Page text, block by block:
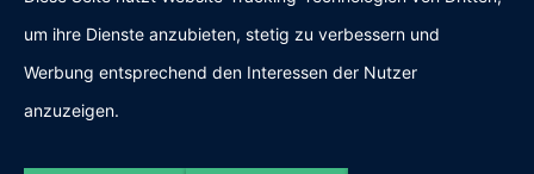
um ihre Dienste anzubieten, stetig zu verbessern und
Werbung entsprechend den Interessen der Nutzer
anzuzeigen.